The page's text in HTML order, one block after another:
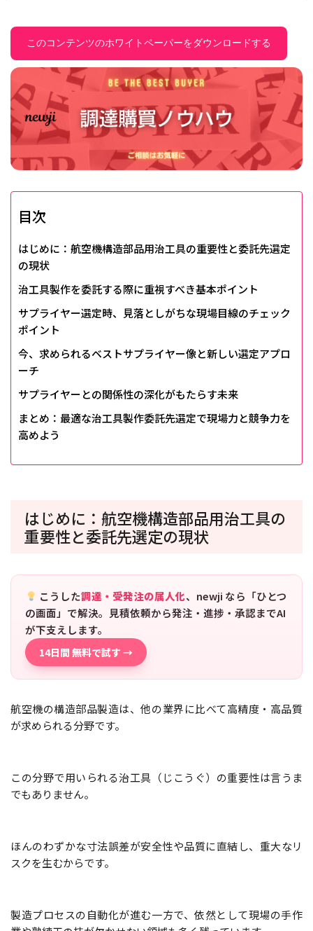
このコンテンツのホワイトペーパーをダウンロードする
目次
はじめに：航空機構造部品用治工具の重要性と委託先選定
の現状
治工具製作を委託する際に重視すべき基本ポイント
サプライヤー選定時、見落としがちな現場目線のチェック
ポイント
今、求められるベストサプライヤー像と新しい選定アプロ
ーチ
サプライヤーとの関係性の深化がもたらす未来
まとめ：最適な治工具製作委託先選定で現場力と競争力を
高めよう
はじめに：航空機構造部品用治工具の
重要性と委託先選定の現状
こうした調達・受発注の属人化、newji なら「ひとつ
の画面」で解決。見積依頼から発注・進捗・承認までAI
が下支えします。
14日間 無料で試す →
航空機の構造部品製造は、他の業界に比べて高精度・高品質
が求められる分野です。
この分野で用いられる治工具（じこうぐ）の重要性は言うま
でもありません。
ほんのわずかな寸法誤差が安全性や品質に直結し、重大なリ
スクを生むからです。
製造プロセスの自動化が進む一方で、依然として現場の手作